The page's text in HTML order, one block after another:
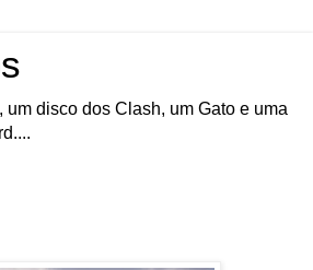
um disco dos Clash, um Gato e uma